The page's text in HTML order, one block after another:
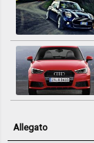
Allegato